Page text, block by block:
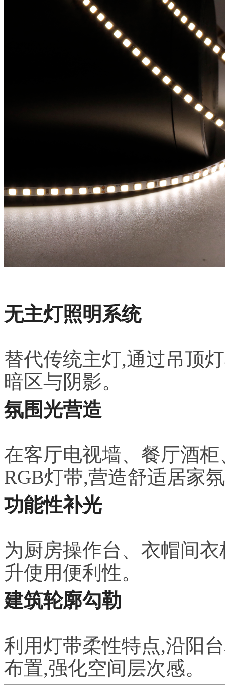
无主灯照明系统
替代传统主灯,通过吊顶
暗区与阴影。
氛围光营造
在客厅电视墙、餐厅酒
RGB灯带,营造舒适居家
功能性补光
为厨房操作台、衣帽间
升使用便利性。
建筑轮廓勾勒
利用灯带柔性特点,沿阳
布置,强化空间层次感。